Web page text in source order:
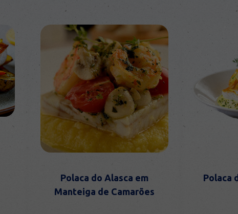
Polaca do Alasca em
Manteiga de Camarões
Polaca